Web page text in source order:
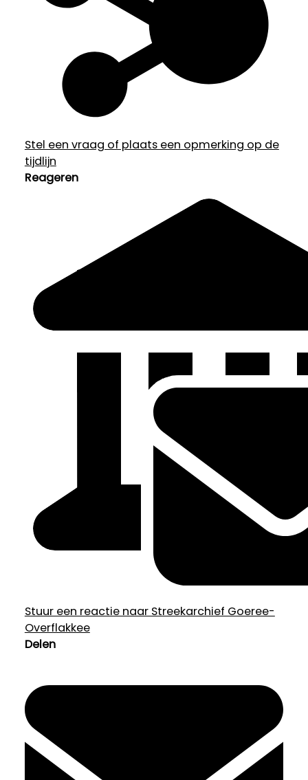
Stel een vraag of plaats een opmerking op de
tijdlijn
Reageren
Stuur een reactie naar Streekarchief Goeree-
Overflakkee
Delen